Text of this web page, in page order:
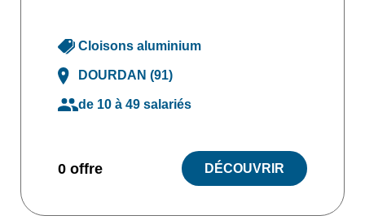
Cloisons aluminium
DOURDAN (91)
de 10 à 49 salariés
0 offre DÉCOUVRIR